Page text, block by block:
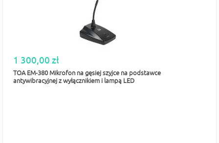
1 300,00 zł
TOA EM-380 Mikrofon na gęsiej szyjce na podstawce
antywibracyjnej z wyłącznikiem i lampą LED